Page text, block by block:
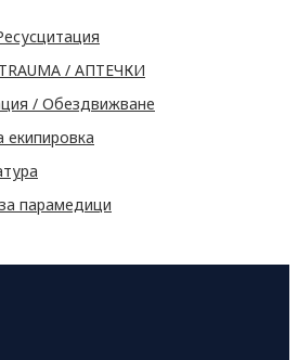
/ АПТЕЧКИ
/ Обездвижване
екипировка
парамедици